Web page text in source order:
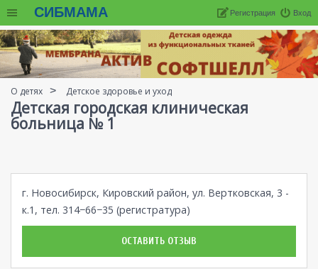
СИБМАМА Вход
Регистрация
О детях Детское здоровье и уход
Детская городская клиническая
больница № 1
г. Новосибирск, Кировский район, ул. Вертковская, 3 -
к.1, тел. 314−66−35 (регистратура)
ОСТАВИТЬ ОТЗЫВ